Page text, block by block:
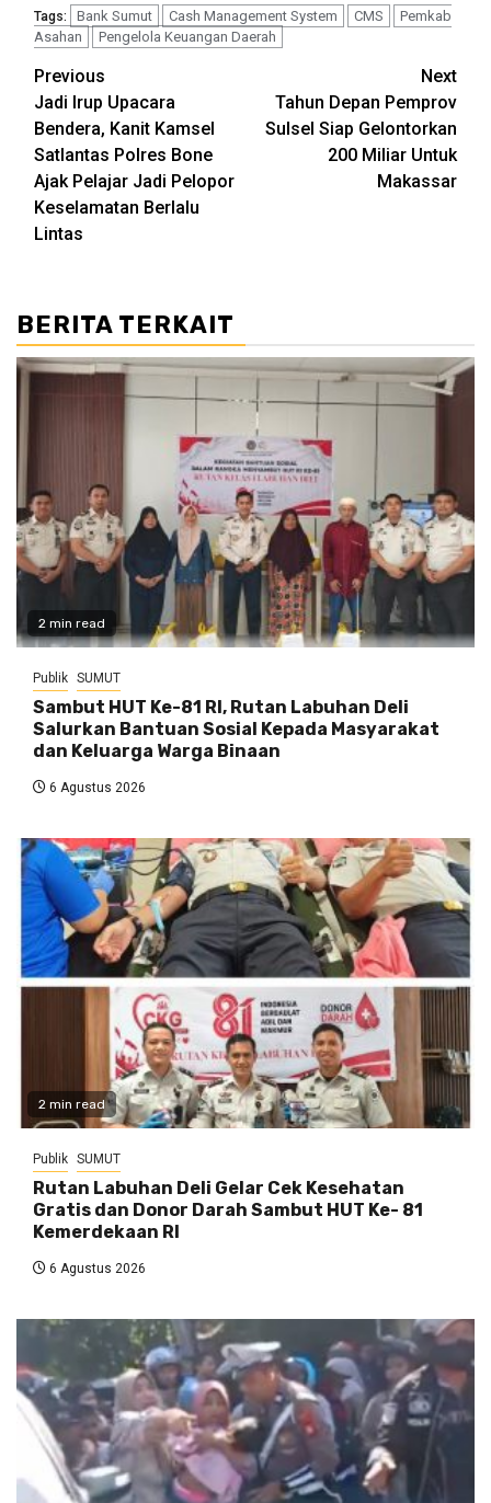
Tags: Bank Sumut Cash Management System CMS
Pemkab
Asahan
Pengelola Keuangan Daerah
Post
navigation
Previous
Jadi Irup Upacara
Bendera, Kanit Kamsel
Satlantas Polres Bone
Ajak Pelajar Jadi Pelopor
Keselamatan Berlalu
Lintas
Next
Tahun Depan Pemprov
Sulsel Siap Gelontorkan
200 Miliar Untuk
Makassar
BERITA TERKAIT
2 min read
Publik SUMUT
Sambut HUT Ke-81 RI, Rutan Labuhan Deli
Salurkan Bantuan Sosial Kepada Masyarakat
dan Keluarga Warga Binaan
6 Agustus 2026
2 min read
Publik SUMUT
Rutan Labuhan Deli Gelar Cek Kesehatan
Gratis dan Donor Darah Sambut HUT Ke- 81
Kemerdekaan RI
6 Agustus 2026